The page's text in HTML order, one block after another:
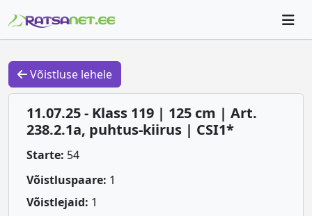
Võistluse lehele
11.07.25 - Klass 119 | 125 cm | Art.
238.2.1a, puhtus-kiirus | CSI1*
Starte: 54
Võistluspaare: 1
Võistlejaid: 1